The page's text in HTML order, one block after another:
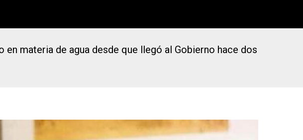
materia de agua desde que llegó al Gobierno hace dos